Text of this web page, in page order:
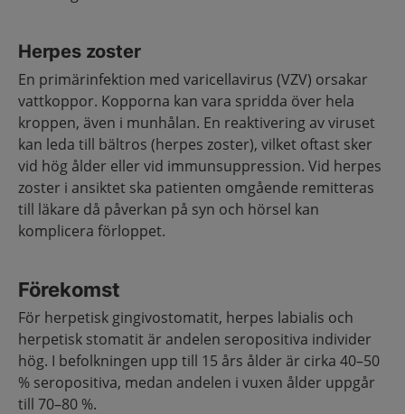
Herpes zoster
En primärinfektion med varicellavirus (VZV) orsakar
vattkoppor. Kopporna kan vara spridda över hela
kroppen, även i munhålan. En reaktivering av viruset
kan leda till bältros (herpes zoster), vilket oftast sker
vid hög ålder eller vid immunsuppression. Vid herpes
zoster i ansiktet ska patienten omgående remitteras
till läkare då påverkan på syn och hörsel kan
komplicera förloppet.
Förekomst
För herpetisk gingivostomatit, herpes labialis och
herpetisk stomatit är andelen seropositiva individer
hög. I befolkningen upp till 15 års ålder är cirka 40–50
% seropositiva, medan andelen i vuxen ålder uppgår
till 70–80 %.